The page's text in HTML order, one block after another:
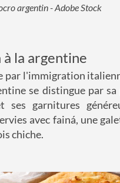
argentin - Adobe Stock
à la argentine
par l'immigration
se distingue par sa
ses garnitures
avec fainá, une
chiche.